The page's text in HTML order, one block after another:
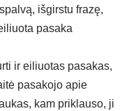
išgirstu frazę,
pasaka
ir eiliuotas pasakas,
pasakojo apie
kam priklauso, ji